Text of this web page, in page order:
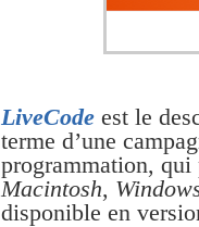
LiveCode est le
terme d’une
programmation, qui
Macintosh,
disponible en